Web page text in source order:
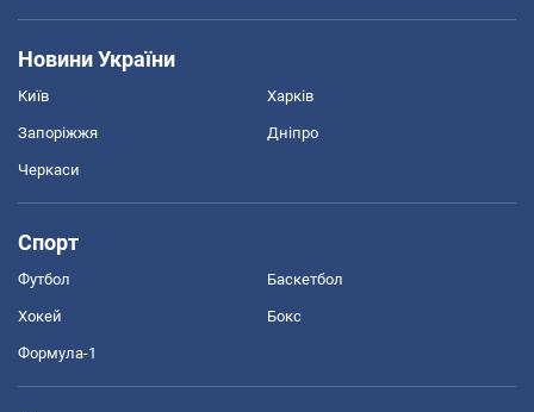
Новини України
Київ Харків
Запоріжжя Дніпро
Черкаси
Спорт
Футбол Баскетбол
Хокей Бокс
Формула-1